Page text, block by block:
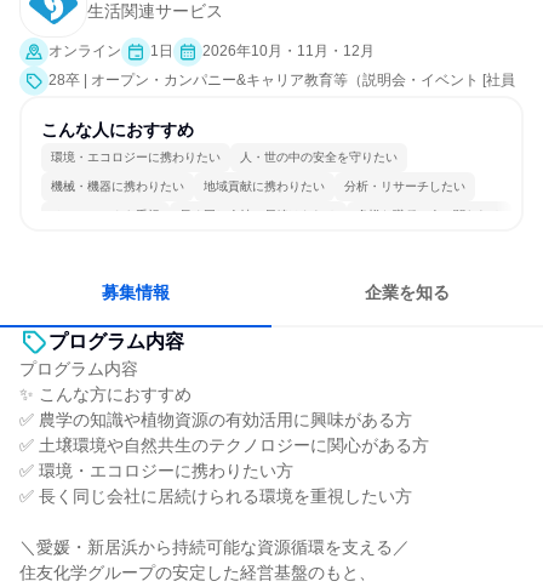
生活関連サービス
オンライン 1日
2026年10月・11月・12月
28卒 | オープン・カンパニー&キャリア教育等（説明会・イベント [社員
こんな人におすすめ
環境・エコロジーに携わりたい 人・世の中の安全を守りたい
機械・機器に携わりたい 地域貢献に携わりたい 分析・リサーチしたい
チームワークを重視 長く同じ会社に居続けられる 多様な職種の人と関われる
募集情報 企業を知る
プログラム内容
プログラム内容
✨ こんな方におすすめ
✅ 農学の知識や植物資源の有効活用に興味がある方
✅ 土壌環境や自然共生のテクノロジーに関心がある方
✅ 環境・エコロジーに携わりたい方
✅ 長く同じ会社に居続けられる環境を重視したい方
＼愛媛・新居浜から持続可能な資源循環を支える／
住友化学グループの安定した経営基盤のもと、